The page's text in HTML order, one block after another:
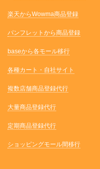
楽天からWowma商品登録
パンフレットから商品登録
baseから各モール移行
各種カート・自社サイト
複数店舗商品登録代行
大量商品登録代行
定期商品登録代行
ショッピングモール間移行